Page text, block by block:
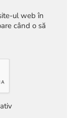
ul web în
când o să